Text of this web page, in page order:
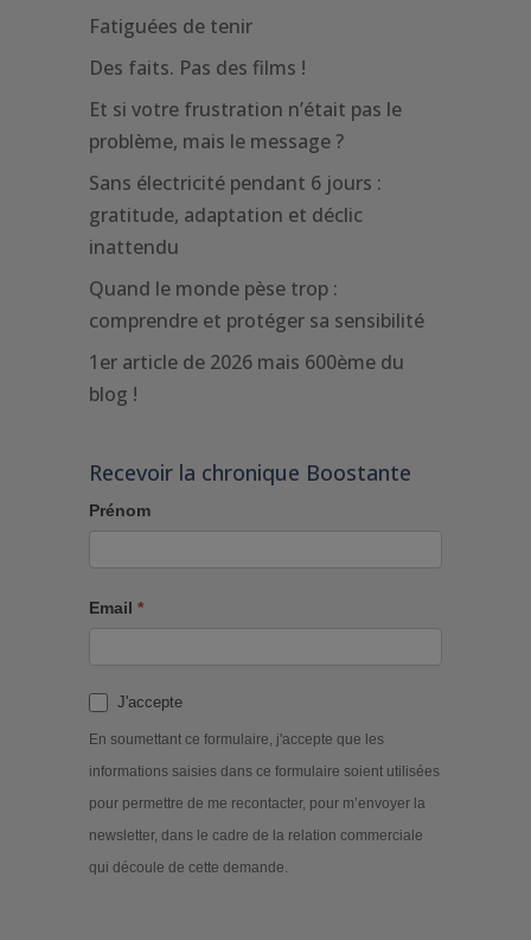
Fatiguées de tenir
Des faits. Pas des films !
Et si votre frustration n’était pas le
problème, mais le message ?
Sans électricité pendant 6 jours :
gratitude, adaptation et déclic
inattendu
Quand le monde pèse trop :
comprendre et protéger sa sensibilité
1er article de 2026 mais 600ème du
blog !
Recevoir la chronique Boostante
Prénom
Email *
J'accepte
En soumettant ce formulaire, j'accepte que les
informations saisies dans ce formulaire soient utilisées
pour permettre de me recontacter, pour m’envoyer la
newsletter, dans le cadre de la relation commerciale
qui découle de cette demande.